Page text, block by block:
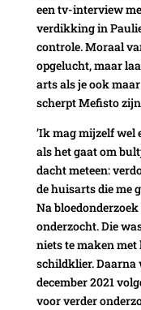
een tv-interview
verdikking in
controle. Moraal
opgelucht, maar
arts als je ook
scherpt Mefisto
’Ik mag mijzelf wel
als het gaat om
dacht meteen:
de huisarts die me
Na
onderzocht. Die
niets te maken
schildklier. Daarna
december 2021
voor verder